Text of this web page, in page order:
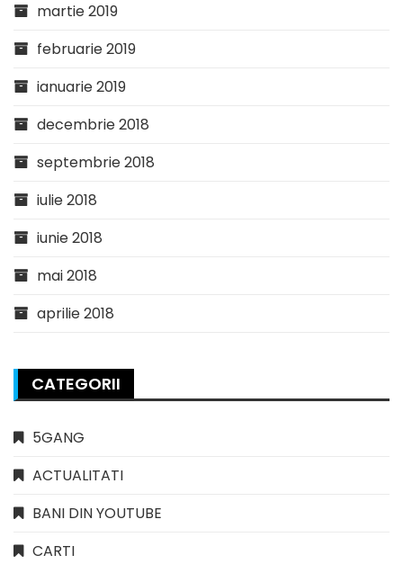
martie 2019
februarie 2019
ianuarie 2019
decembrie 2018
septembrie 2018
iulie 2018
iunie 2018
mai 2018
aprilie 2018
CATEGORII
5GANG
ACTUALITATI
BANI DIN YOUTUBE
CARTI